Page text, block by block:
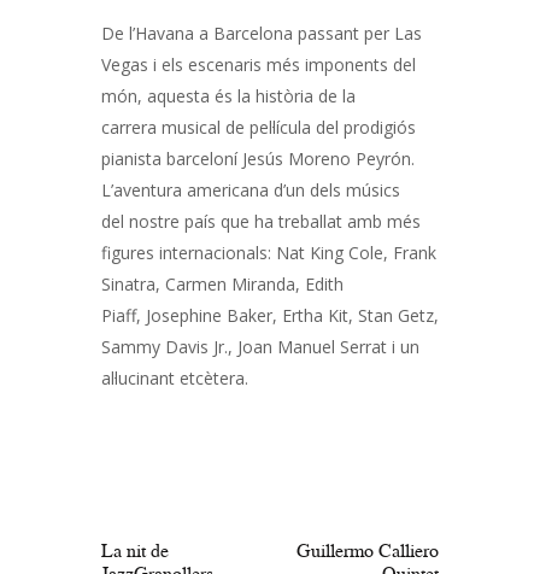
De l’Havana a Barcelona passant per Las
Vegas i els escenaris més imponents del
món, aquesta és la història de la
carrera musical de pel·lícula del prodigiós
pianista barceloní Jesús Moreno Peyrón.
L’aventura americana d’un dels músics
del nostre país que ha treballat amb més
figures internacionals: Nat King Cole, Frank
Sinatra, Carmen Miranda, Edith
Piaff, Josephine Baker, Ertha Kit, Stan Getz,
Sammy Davis Jr., Joan Manuel Serrat i un
al·lucinant etcètera.
La nit de
Guillermo Calliero